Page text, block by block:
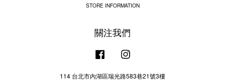
STORE INFORMATION
關注我們
Facebook
114 台北市內湖區瑞光路583巷21號3樓